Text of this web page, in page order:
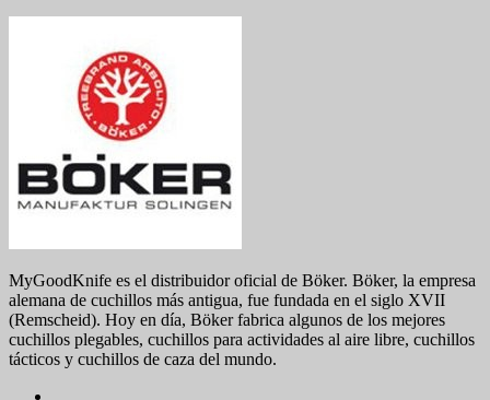
MyGoodKnife es el distribuidor oficial de Böker. Böker, la empresa
alemana de cuchillos más antigua, fue fundada en el siglo XVII
(Remscheid). Hoy en día, Böker fabrica algunos de los mejores
cuchillos plegables, cuchillos para actividades al aire libre, cuchillos
tácticos y cuchillos de caza del mundo.